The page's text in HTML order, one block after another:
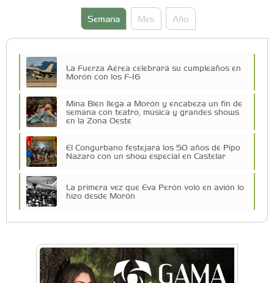
Semana Mes Año
La Fuerza Aérea celebrará su cumpleaños en
Morón con los F-16
Mina Bien llega a Morón y encabeza un fin de
semana con teatro, música y grandes shows
en la Zona Oeste
El Congurbano festejará los 50 años de Pipo
Nazaro con un show especial en Castelar
La primera vez que Eva Perón voló en avión lo
hizo desde Morón
Mariana Croce: "Hoy las empresas necesitan
un asesoramiento integral para crecer con
seguridad"